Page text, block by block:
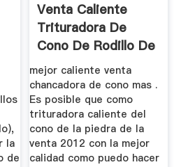
la
de
Venta Caliente
Trituradora De
Cono De Rodillo De
Piedra Azul
mejor caliente venta
chancadora de cono mas .
Es posible que como
trituradora caliente del
cono de la piedra de la
venta 2012 con la mejor
calidad como puedo hacer